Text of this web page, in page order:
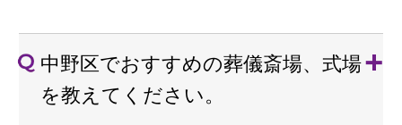
中野区でおすすめの葬儀斎場、式場
を教えてください。